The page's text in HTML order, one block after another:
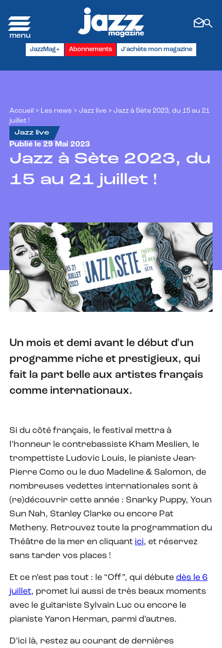
JazzMag+ Abonnements J'achète mon magazine
Accueil > Les news > Jazz live > Jazz à Sète 2023, du 15 au 21
juillet !
Jazz live
Publié le 29 Mai 2023
Jazz à Sète 2023, du
15 au 21 juillet !
Un mois et demi avant le début d'un
programme riche et prestigieux, qui
fait la part belle aux artistes français
comme internationaux.
Si du côté français, le festival mettra à
l’honneur le contrebassiste Kham Meslien, le
trompettiste Ludovic Louis, le pianiste Jean-
Pierre Como ou le duo Madeline & Salomon, de
nombreuses vedettes internationales sont à
(re)découvrir cette année : Snarky Puppy, Youn
Sun Nah, Stanley Clarke ou encore Pat
Metheny. Retrouvez toute la programmation du
Théâtre de la mer en cliquant ici, et réservez
sans tarder vos places !
Et ce n’est pas tout : le “Off”, qui débute dès le 6
juillet, promet lui aussi de très beaux moments
avec le guitariste Sylvain Luc ou encore le
pianiste Yaron Herman, parmi d’autres.
D’ici là, restez au courant de dernières